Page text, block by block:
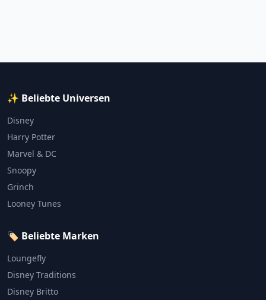
✨ Beliebte Universen
Disney
Harry Potter
Marvel & DC
Snoopy
Grinch
Looney Tunes
🏷️ Beliebte Marken
Loungefly
Disney Traditions
Disney Britto